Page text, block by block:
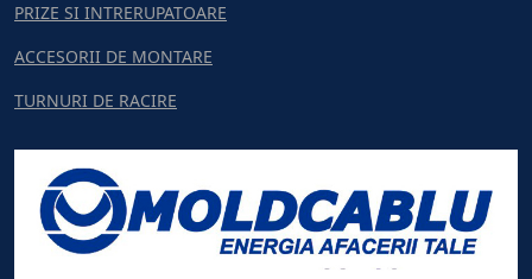
PRIZE SI INTRERUPATOARE
ACCESORII DE MONTARE
TURNURI DE RACIRE